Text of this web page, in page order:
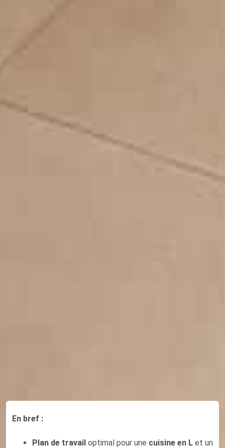
En bref :
Plan de travail optimal pour une cuisine en L et un